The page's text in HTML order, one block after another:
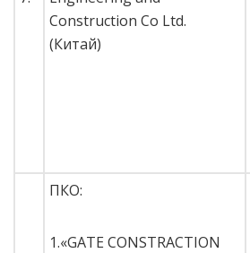
Construction Co Ltd.
(Китай)
ПКО:
1.«GATE CONSTRACTION